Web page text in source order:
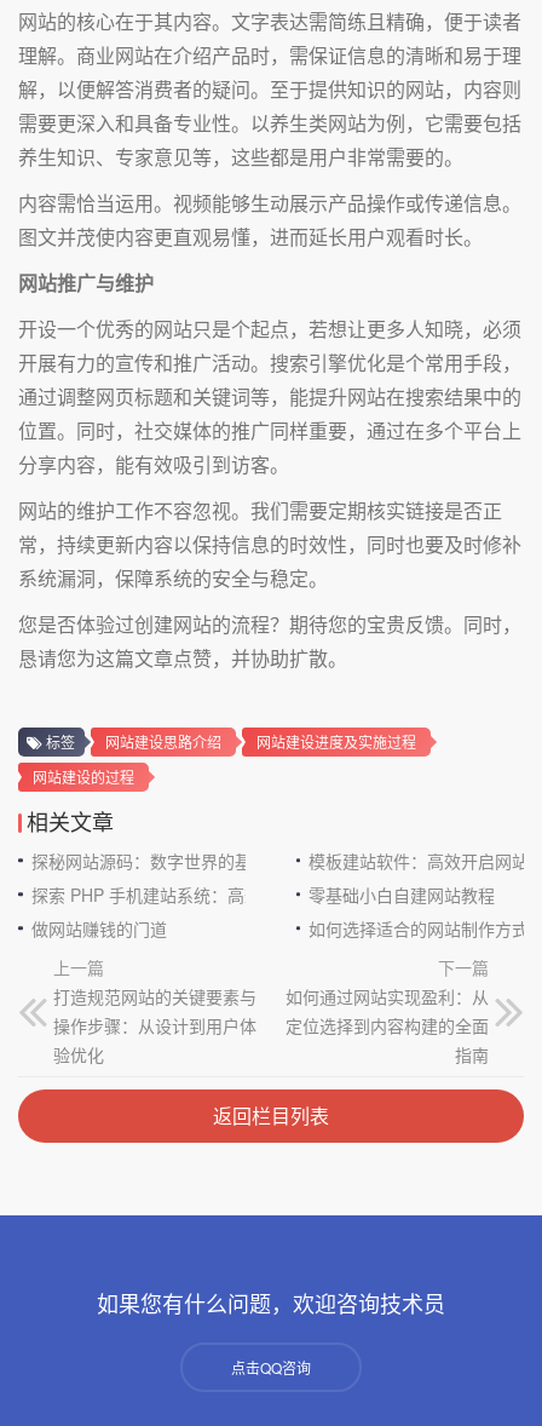
网站的核心在于其内容。文字表达需简练且精确，便于读者
理解。商业网站在介绍产品时，需保证信息的清晰和易于理
解，以便解答消费者的疑问。至于提供知识的网站，内容则
需要更深入和具备专业性。以养生类网站为例，它需要包括
养生知识、专家意见等，这些都是用户非常需要的。
内容需恰当运用。视频能够生动展示产品操作或传递信息。
图文并茂使内容更直观易懂，进而延长用户观看时长。
网站推广与维护
开设一个优秀的网站只是个起点，若想让更多人知晓，必须
开展有力的宣传和推广活动。搜索引擎优化是个常用手段，
通过调整网页标题和关键词等，能提升网站在搜索结果中的
位置。同时，社交媒体的推广同样重要，通过在多个平台上
分享内容，能有效吸引到访客。
网站的维护工作不容忽视。我们需要定期核实链接是否正
常，持续更新内容以保持信息的时效性，同时也要及时修补
系统漏洞，保障系统的安全与稳定。
您是否体验过创建网站的流程？期待您的宝贵反馈。同时，
恳请您为这篇文章点赞，并协助扩散。
标签 网站建设思路介绍
网站建设进度及实施过程
网站建设的过程
相关文章
探秘网站源码：数字世界的基石
模板建站软件：高效开启网站
探索 PHP 手机建站系统：高效与便捷的完美结合零基础小白自建网站教程
做网站赚钱的门道
如何选择适合的网站制作方式
上一篇
打造规范网站的关键要素与
操作步骤：从设计到用户体
验优化
下一篇
如何通过网站实现盈利：从
定位选择到内容构建的全面
指南
返回栏目列表
如果您有什么问题，欢迎咨询技术员
点击QQ咨询